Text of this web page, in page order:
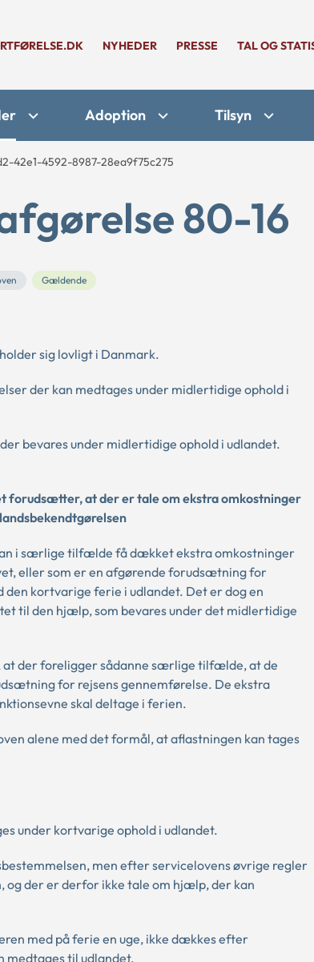
NYHEDER PRESSE TAL OG
Adoption Tilsyn
42e1-4592-8987-28ea9f75c275
80-16
Gældende
sig lovligt i Danmark.
der kan medtages under midlertidige ophold i
bevares under midlertidige ophold i udlandet.
forudsætter, at der er tale om ekstra omkostninger
i særlige tilfælde få dækket ekstra omkostninger
eller som er en afgørende forudsætning for
kortvarige ferie i udlandet. Det er dog en
til den hjælp, som bevares under det midlertidige
der foreligger sådanne særlige tilfælde, at de
for rejsens gennemførelse. De ekstra
skal deltage i ferien.
alene med det formål, at aflastningen kan tages
under kortvarige ophold i udlandet.
men efter servicelovens øvrige regler
og der er derfor ikke tale om hjælp, der kan
med på ferie en uge, ikke dækkes efter
medtages til udlandet.